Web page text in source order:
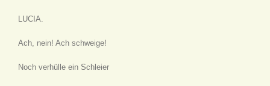
LUCIA.
Ach, nein! Ach schweige!
Noch verhülle ein Schleier